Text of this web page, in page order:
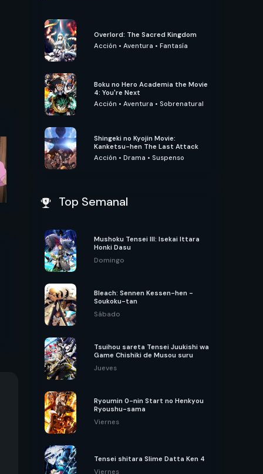
Overlord: The Sacred Kingdom
Acción • Aventura • Fantasía
Boku no Hero Academia the Movie
4: You're Next
Acción • Aventura • Sobrenatural
Shingeki no Kyojin Movie:
Kanketsu-hen The Last Attack
Acción • Drama • Suspenso
Top Semanal
Mushoku Tensei III: Isekai Ittara
Honki Dasu
Domingo
Bleach: Sennen Kessen-hen -
Soukoku-tan
Sábado
Tsuihou sareta Tensei Juukishi wa
Game Chishiki de Musou suru
Jueves
Ryoumin 0-nin Start no Henkyou
Ryoushu-sama
Viernes
Tensei shitara Slime Datta Ken 4
Viernes